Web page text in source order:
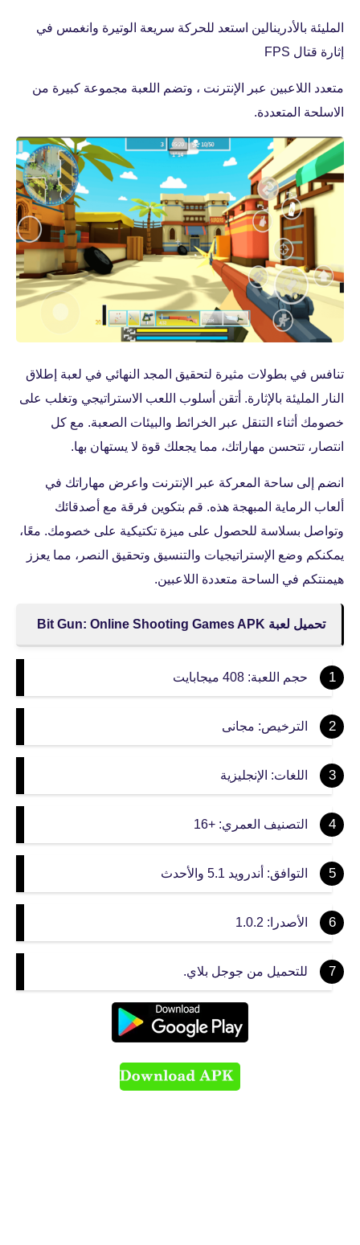
المليئة بالأدرينالين استعد للحركة سريعة الوتيرة وانغمس في
إثارة قتال FPS
متعدد اللاعبين عبر الإنترنت ، وتضم اللعبة مجموعة كبيرة من
الاسلحة المتعددة.
تنافس في بطولات مثيرة لتحقيق المجد النهائي في لعبة إطلاق
النار المليئة بالإثارة. أتقن أسلوب اللعب الاستراتيجي وتغلب على
خصومك أثناء التنقل عبر الخرائط والبيئات الصعبة. مع كل
انتصار، تتحسن مهاراتك، مما يجعلك قوة لا يستهان بها.
انضم إلى ساحة المعركة عبر الإنترنت واعرض مهاراتك في
ألعاب الرماية المبهجة هذه. قم بتكوين فرقة مع أصدقائك
وتواصل بسلاسة للحصول على ميزة تكتيكية على خصومك. معًا،
يمكنكم وضع الإستراتيجيات والتنسيق وتحقيق النصر، مما يعزز
هيمنتكم في الساحة متعددة اللاعبين.
تحميل لعبة Bit Gun: Online Shooting Games APK
حجم اللعبة: 408 ميجابايت
الترخيص: مجانى
اللغات: الإنجليزية
التصنيف العمري: +16
التوافق: أندرويد 5.1 والأحدث
الأصدرا: 1.0.2
للتحميل من جوجل بلاي.